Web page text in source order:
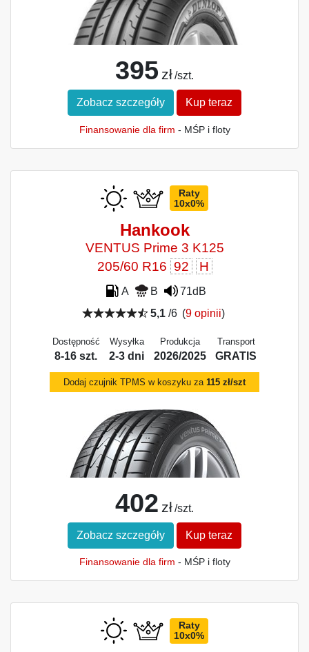
395 zł /szt.
Zobacz szczegóły Kup teraz
Finansowanie dla firm - MŚP i floty
Raty
10x0%
Hankook
VENTUS Prime 3 K125
205/60 R16 92 H
A B
71dB
5,1 /6 (9 opinii)
Dostępność
8-16 szt.
Wysyłka
2-3 dni
Produkcja
2026/2025
Transport
GRATIS
Dodaj czujnik TPMS w koszyku za 115 zł/szt
402 zł /szt.
Zobacz szczegóły Kup teraz
Finansowanie dla firm - MŚP i floty
Raty
10x0%